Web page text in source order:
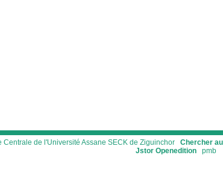
Centrale de l'Université Assane SECK de Ziguinchor Chercher
Jstor Openedition pmb